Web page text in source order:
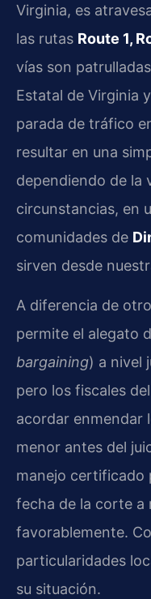
Virginia, es
las rutas Route 1,
vías son
Estatal de Virginia
parada de tráfico
resultar en una
dependiendo de la
circunstancias, en
comunidades de
sirven desde
A diferencia de
permite el alegato
bargaining) a nivel
pero los fiscales del
acordar enmendar
menor antes del
manejo certificado
fecha de la corte a
favorablemente.
particularidades
su situación.